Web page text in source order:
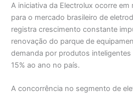
A iniciativa da Electrolux ocorre
para o mercado brasileiro de
registra crescimento constante
renovação do parque de
demanda por produtos
15% ao ano no país.
A concorrência no segmento de